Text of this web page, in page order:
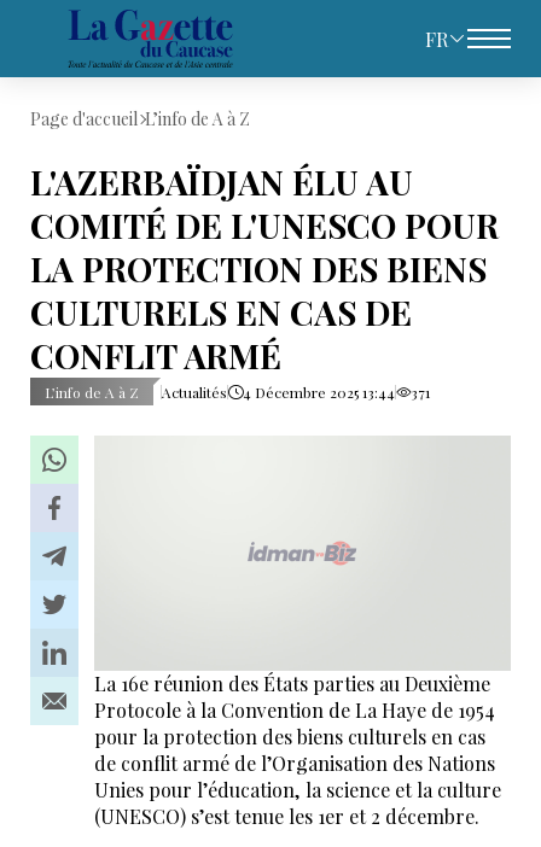
FR
Page d'accueil L’info de A à Z
L'AZERBAÏDJAN ÉLU AU
COMITÉ DE L'UNESCO POUR
LA PROTECTION DES BIENS
CULTURELS EN CAS DE
CONFLIT ARMÉ
L’info de A à Z Actualités 4 Décembre 2025 13:44 371
La 16e réunion des États parties au Deuxième
Protocole à la Convention de La Haye de 1954
pour la protection des biens culturels en cas
de conflit armé de l’Organisation des Nations
Unies pour l’éducation, la science et la culture
(UNESCO) s’est tenue les 1er et 2 décembre.